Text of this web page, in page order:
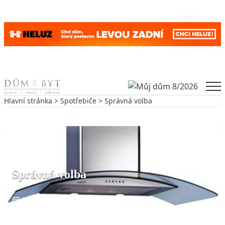
Skip to content
Hlavní stránka > Spotřebiče > Správná volba
Správná volba
29. 1. 2010